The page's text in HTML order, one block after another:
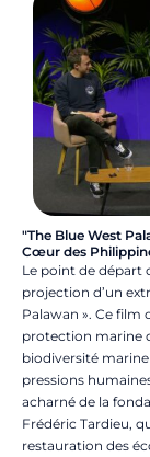
"The Blue West
Cœur des
Le point de départ
projection d’un
Palawan ». Ce film
protection marine
biodiversité
pressions
acharné de la
Frédéric Tardieu,
restauration des